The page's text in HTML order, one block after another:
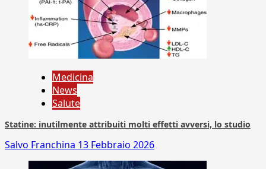
Medicina
News
Salute
Statine: inutilmente attribuiti molti effetti avversi, lo studio
Salvo Franchina 13 Febbraio 2026